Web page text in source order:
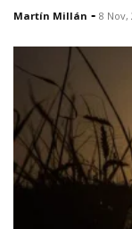
Martín Millán - 8 Nov,